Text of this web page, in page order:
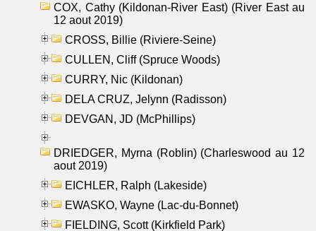
COX, Cathy (Kildonan-River East) (River East au
12 aout 2019)
CROSS, Billie (Riviere-Seine)
CULLEN, Cliff (Spruce Woods)
CURRY, Nic (Kildonan)
DELA CRUZ, Jelynn (Radisson)
DEVGAN, JD (McPhillips)
DRIEDGER, Myrna (Roblin) (Charleswood au 12
aout 2019)
EICHLER, Ralph (Lakeside)
EWASKO, Wayne (Lac-du-Bonnet)
FIELDING, Scott (Kirkfield Park)